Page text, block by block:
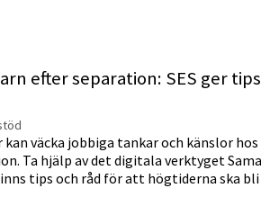
efter separation: SES ger
väcka jobbiga tankar och känslor hos
Ta hjälp av det digitala verktyget
tips och råd för att högtiderna ska bli